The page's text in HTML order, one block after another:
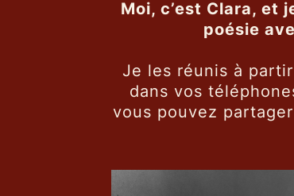
Moi, c’est Clara, et
poésie
Je les réunis à
dans vos
vous pouvez